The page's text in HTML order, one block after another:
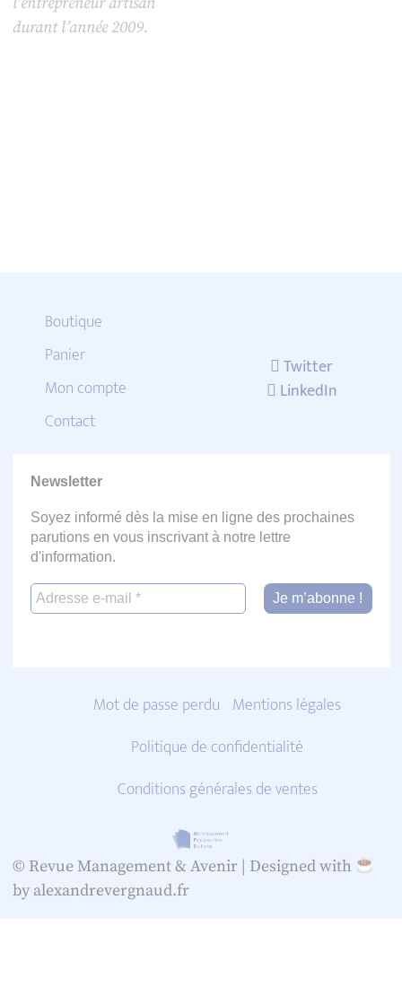
durant l’année 2009.
Boutique
Panier
Mon compte
Contact
Twitter
LinkedIn
Newsletter
Soyez informé dès la mise en ligne des prochaines
parutions en vous inscrivant à notre lettre
d'information.
Mot de passe perdu Mentions légales
Politique de confidentialité
Conditions générales de ventes
© Revue Management & Avenir | Designed with
by alexandrevergnaud.fr